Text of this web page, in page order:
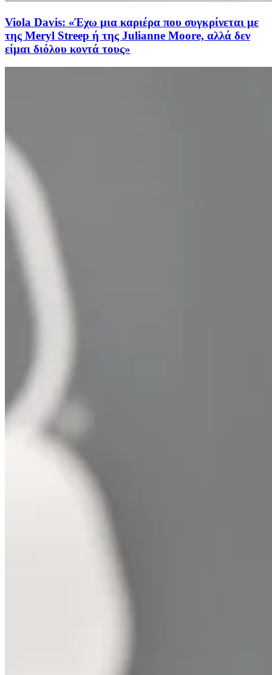
Viola Davis: «Έχω μια καριέρα που συγκρίνεται με
της Meryl Streep ή της Julianne Moore, αλλά δεν
είμαι διόλου κοντά τους»